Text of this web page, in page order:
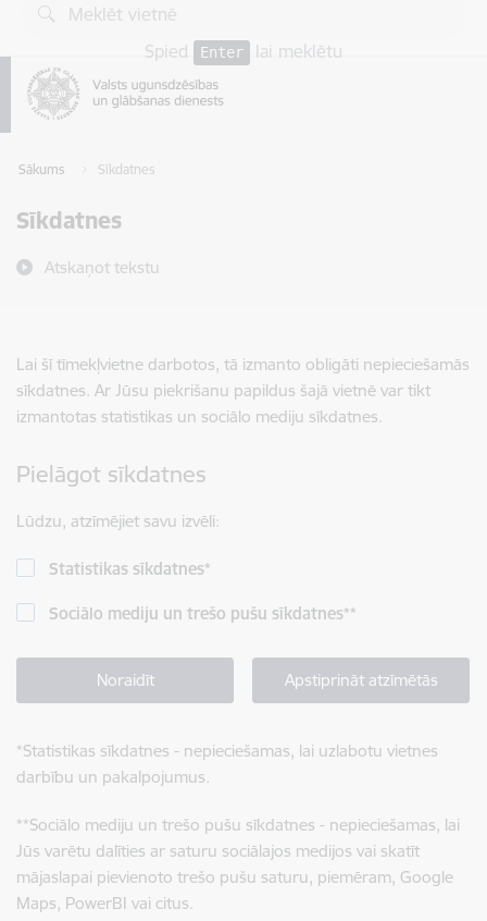
Pāriet uz lapas saturu
Spied
Enter lai meklētu
Sākums Sīkdatnes
Sīkdatnes
Atskaņot tekstu
Lai šī tīmekļvietne darbotos, tā izmanto obligāti nepieciešamās
sīkdatnes. Ar Jūsu piekrišanu papildus šajā vietnē var tikt
izmantotas statistikas un sociālo mediju sīkdatnes.
Pielāgot sīkdatnes
Lūdzu, atzīmējiet savu izvēli:
Statistikas sīkdatnes*
Sociālo mediju un trešo pušu sīkdatnes**
Noraidīt Apstiprināt atzīmētās
*Statistikas sīkdatnes - nepieciešamas, lai uzlabotu vietnes
darbību un pakalpojumus.
**Sociālo mediju un trešo pušu sīkdatnes - nepieciešamas, lai
Jūs varētu dalīties ar saturu sociālajos medijos vai skatīt
mājaslapai pievienoto trešo pušu saturu, piemēram, Google
Maps, PowerBI vai citus.